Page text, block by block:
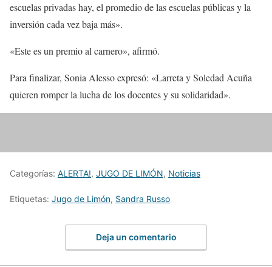
escuelas privadas hay, el promedio de las escuelas públicas y la
inversión cada vez baja más».
«Este es un premio al carnero», afirmó.
Para finalizar, Sonia Alesso expresó: «Larreta y Soledad Acuña
quieren romper la lucha de los docentes y su solidaridad».
Categorías: ALERTA!, JUGO DE LIMÓN, Noticias
Etiquetas: Jugo de Limón, Sandra Russo
Deja un comentario